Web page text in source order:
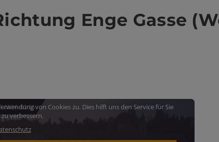
Enge Gasse